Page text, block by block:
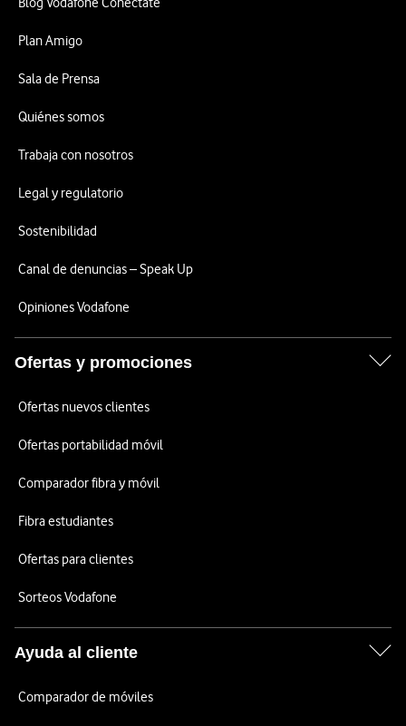
Plan Amigo
Sala de Prensa
Quiénes somos
Trabaja con nosotros
Legal y regulatorio
Sostenibilidad
Canal de denuncias – Speak Up
Opiniones Vodafone
Ofertas y promociones
Ofertas nuevos clientes
Ofertas portabilidad móvil
Comparador fibra y móvil
Fibra estudiantes
Ofertas para clientes
Sorteos Vodafone
Ayuda al cliente
Comparador de móviles